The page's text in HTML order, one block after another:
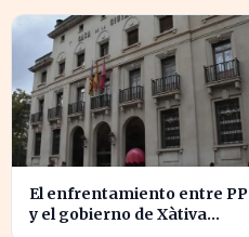
El enfrentamiento entre PP
y el gobierno de Xàtiva